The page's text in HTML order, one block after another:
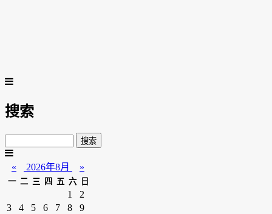
搜索
« 2026年8月 »
一 二 三 四 五 六 日
1
2
3
4 5 6 7 8
9